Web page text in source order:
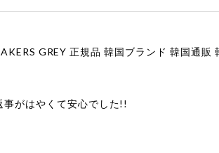
事がはやくて安心でした!!